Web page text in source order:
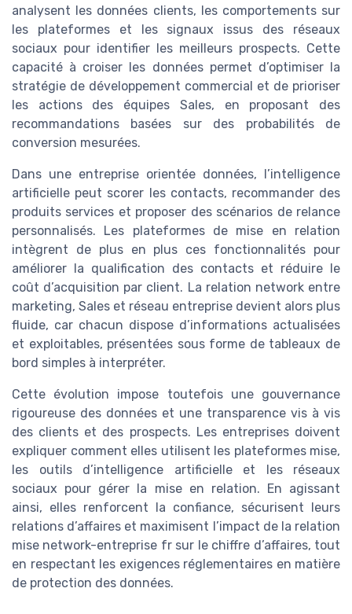
analysent les données clients, les comportements sur
les plateformes et les signaux issus des réseaux
sociaux pour identifier les meilleurs prospects. Cette
capacité à croiser les données permet d’optimiser la
stratégie de développement commercial et de prioriser
les actions des équipes Sales, en proposant des
recommandations basées sur des probabilités de
conversion mesurées.
Dans une entreprise orientée données, l’intelligence
artificielle peut scorer les contacts, recommander des
produits services et proposer des scénarios de relance
personnalisés. Les plateformes de mise en relation
intègrent de plus en plus ces fonctionnalités pour
améliorer la qualification des contacts et réduire le
coût d’acquisition par client. La relation network entre
marketing, Sales et réseau entreprise devient alors plus
fluide, car chacun dispose d’informations actualisées
et exploitables, présentées sous forme de tableaux de
bord simples à interpréter.
Cette évolution impose toutefois une gouvernance
rigoureuse des données et une transparence vis à vis
des clients et des prospects. Les entreprises doivent
expliquer comment elles utilisent les plateformes mise,
les outils d’intelligence artificielle et les réseaux
sociaux pour gérer la mise en relation. En agissant
ainsi, elles renforcent la confiance, sécurisent leurs
relations d’affaires et maximisent l’impact de la relation
mise network-entreprise fr sur le chiffre d’affaires, tout
en respectant les exigences réglementaires en matière
de protection des données.